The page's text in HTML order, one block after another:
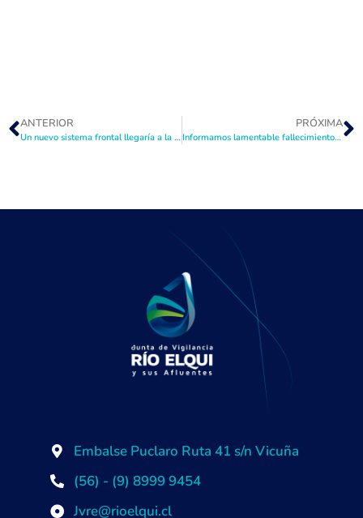
ANTERIOR
Un nuevo sistema frontal llegaría a la Región de Coquimbo este fin de semana
PRÓXIMA
Informamos lamentable fallecimiento de don Félix Arqueros Barraza
Embalse Puclaro Ruta 41 s/n Vicuña
(56) - (9) 8999 9454
Jvre@rioelqui.cl